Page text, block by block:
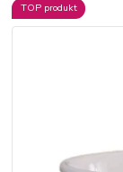
TOP produkt